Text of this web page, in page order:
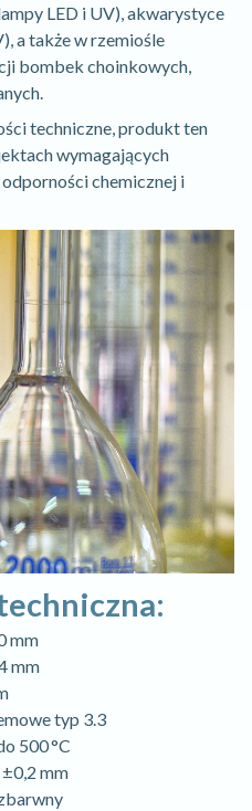
LED i UV), akwarystyce
a także w rzemiośle
bombek choinkowych,
techniczne, produkt ten
wymagających
chemicznej i
mm
mm
typ 3.3
500 °C
±0,2 mm